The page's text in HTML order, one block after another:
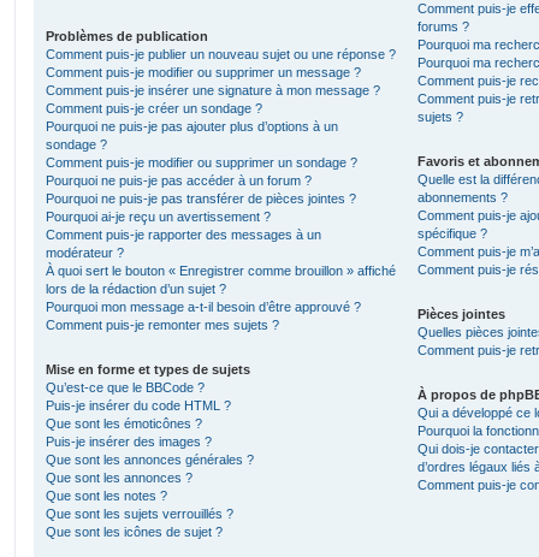
Problèmes de publication
Comment puis-je publier un nouveau sujet ou une réponse ?
Comment puis-je modifier ou supprimer un message ?
Comment puis-je insérer une signature à mon message ?
Comment puis-je créer un sondage ?
Pourquoi ne puis-je pas ajouter plus d’options à un
sondage ?
Comment puis-je modifier ou supprimer un sondage ?
Pourquoi ne puis-je pas accéder à un forum ?
Pourquoi ne puis-je pas transférer de pièces jointes ?
Pourquoi ai-je reçu un avertissement ?
Comment puis-je rapporter des messages à un
modérateur ?
À quoi sert le bouton « Enregistrer comme brouillon » affiché
lors de la rédaction d’un sujet ?
Pourquoi mon message a-t-il besoin d’être approuvé ?
Comment puis-je remonter mes sujets ?
Mise en forme et types de sujets
Qu’est-ce que le BBCode ?
Puis-je insérer du code HTML ?
Que sont les émoticônes ?
Puis-je insérer des images ?
Que sont les annonces générales ?
Que sont les annonces ?
Que sont les notes ?
Que sont les sujets verrouillés ?
Que sont les icônes de sujet ?
Comment puis-je
forums ?
Pourquoi ma
Pourquoi ma
Comment puis-je
Comment puis-je
sujets ?
Favoris et
Quelle est la
abonnements ?
Comment puis-je
spécifique ?
Comment puis-je
Comment puis-je
Pièces jointes
Quelles pièces
Comment puis-je
À propos de
Qui a développé ce
Pourquoi la
Qui dois-je
d’ordres légaux liés
Comment puis-je